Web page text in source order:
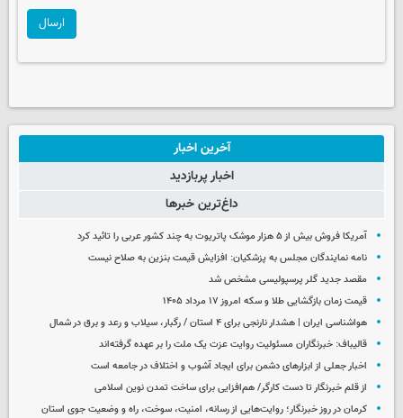
ارسال
آخرین اخبار
اخبار پربازدید
داغ‌ترین خبرها
آمریکا فروش بیش از ۵ هزار موشک پاتریوت به چند کشور عربی را تائید کرد
نامه نمایندگان مجلس به پزشکیان: افزایش قیمت بنزین به صلاح نیست
مقصد جدید گلر پرسپولیسی مشخص شد
قیمت زمان بازگشایی طلا و سکه امروز ۱۷ مرداد ۱۴۰۵
هواشناسی ایران | هشدار نارنجی برای ۴ استان / رگبار، سیلاب و رعد و برق در شمال
قالیباف: خبرنگاران مسئولیت روایت عزت یک ملت را بر عهده گرفته‌اند
اخبار جعلی از ابزارهای دشمن برای ایجاد آشوب و اختلاف در جامعه است
از قلم خبرنگار تا دست کارگر/ هم‌افزایی برای ساخت تمدن نوین اسلامی
کرمان در روز خبرنگار؛ روایت‌هایی از رسانه، امنیت، سوخت، راه و وضعیت جوی استان